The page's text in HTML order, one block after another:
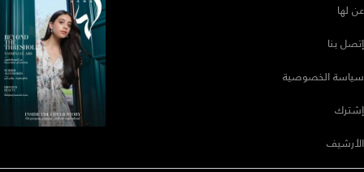
عن لها
إتصل بنا
سياسة الخصوصية
إشترك
الأرشيف